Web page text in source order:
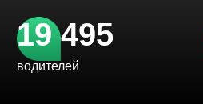
19 495
водителей